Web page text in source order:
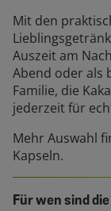
Mit den
Auszeit am
Abend oder als
Familie, die
jederzeit für
Mehr Auswahl
Kapseln.
Für wen sind